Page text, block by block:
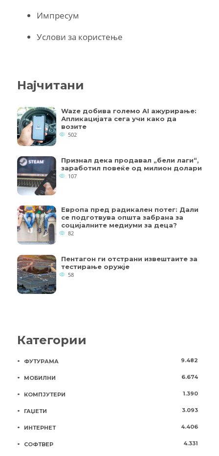
Импресум
Услови за користење
Најчитани
Waze добива големо AI ажурирање:
Апликацијата сега учи како да
возите
502
Признал дека продавал „бели лаги“,
заработил повеќе од милион долари
107
Европа пред радикален потег: Дали
се подготвува општа забрана за
социјалните медиуми за деца?
82
Пентагон ги отстрани извештаите за
тестирање оружје
58
Категории
ФУТУРАМА 9.482
МОБИЛНИ 6.674
КОМПЈУТЕРИ 1.390
ГАЏЕТИ 3.093
ИНТЕРНЕТ 4.406
СОФТВЕР 4.331